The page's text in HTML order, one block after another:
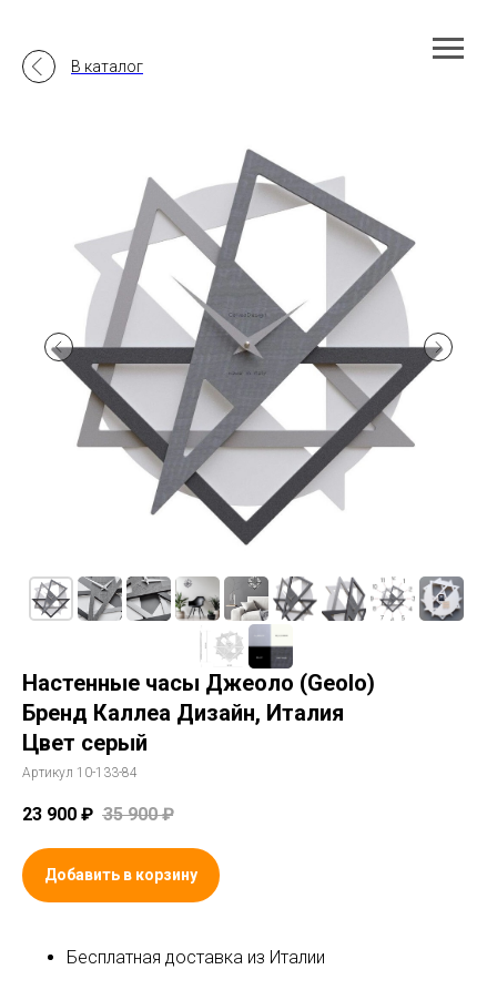
В каталог
Настенные часы Джеоло (Geolo)
Бренд Каллеа Дизайн, Италия
Цвет серый
Артикул 10-133-84
23 900 ₽ 35 900 ₽
Добавить в корзину
Бесплатная доставка из Италии